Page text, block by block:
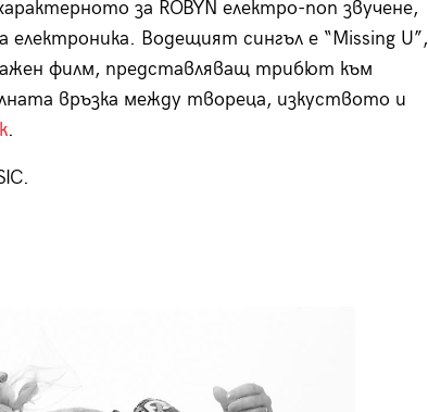
за ROBYN електро-поп звучене,
електроника. Водещият сингъл е “Missing U”,
филм, представляващ трибют към
връзка между твореца, изкуството и
.